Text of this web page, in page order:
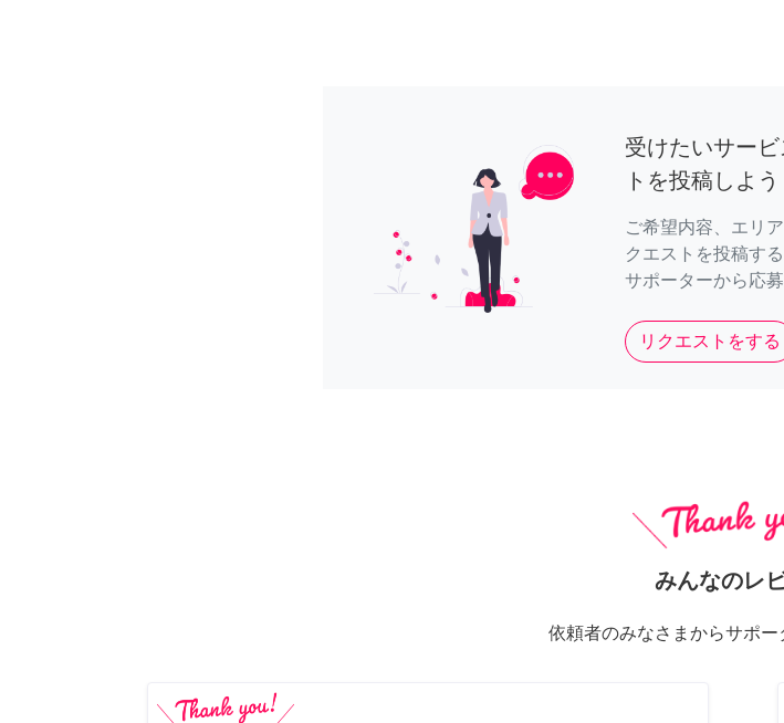
受けたいサー
トを投稿しよう
ご希望内容、エリ
クエストを投稿す
サポーターから応募
リクエストをする
みんなのレ
依頼者のみなさまからサポ